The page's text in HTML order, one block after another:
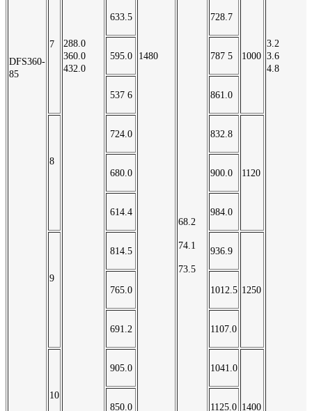
DFS360-
85
288.0
360.0
432.0
1480
68.2
74.1
73.5
3.2
3.6
4.8
7
633.5 728.7
1000
595.0 787 5
537 6 861.0
8
724.0 832.8
1120
680.0 900.0
614.4 984.0
9
814.5 936.9
1250
765.0 1012.5
691.2 1107.0
10
905.0 1041.0
1400
850.0 1125.0